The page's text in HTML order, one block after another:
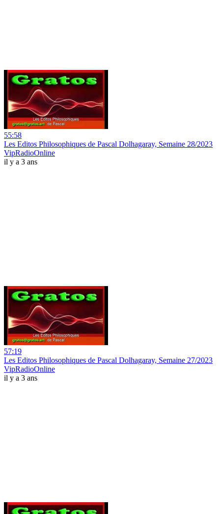
55:58
Les Editos Philosophiques de Pascal Dolhagaray, Semaine 28/2023
VipRadioOnline
il y a 3 ans
57:19
Les Editos Philosophiques de Pascal Dolhagaray, Semaine 27/2023
VipRadioOnline
il y a 3 ans